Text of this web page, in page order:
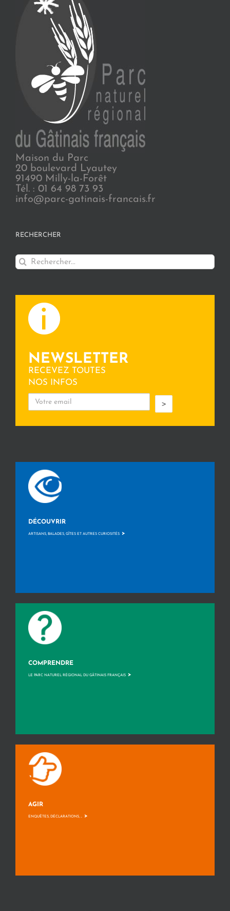
Maison du Parc
20 boulevard Lyautey
91490 Milly-la-Forêt
Tél. : 01 64 98 73 93
info@parc-gatinais-francais.fr
RECHERCHER
Rechercher:
NEWSLETTER
RECEVEZ TOUTES
NOS INFOS
>
DÉCOUVRIR
ARTISANS, BALADES, GÎTES ET AUTRES CURIOSITÉS >
COMPRENDRE
LE PARC NATUREL RÉGIONAL DU GÂTINAIS FRANÇAIS >
AGIR
ENQUÊTES, DÉCLARATIONS, ... >